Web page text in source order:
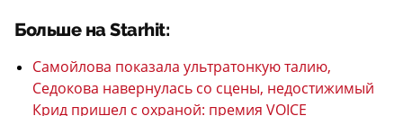
Больше на Starhit:
Самойлова показала ультратонкую талию,
Седокова навернулась со сцены, недостижимый
Крид пришел с охраной: премия VOICE